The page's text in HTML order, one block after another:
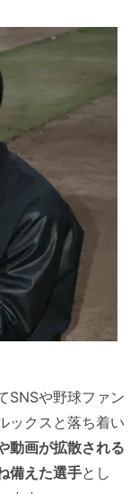
SNSや野球ファン
ックスと落ち着い
動画が拡散される
備えた選手とし